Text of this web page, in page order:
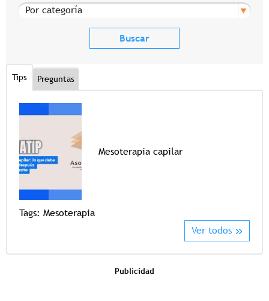
Por categoría
Tips Preguntas
Mesoterapia capilar
Tags: Mesoterapia
Ver todos
Publicidad